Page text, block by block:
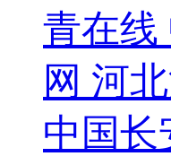
青在线
网 河
中国长